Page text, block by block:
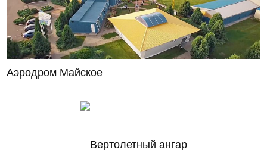
Аэродром Майское